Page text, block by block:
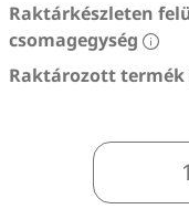
Raktárkészleten
csomagegység
Raktározott termék